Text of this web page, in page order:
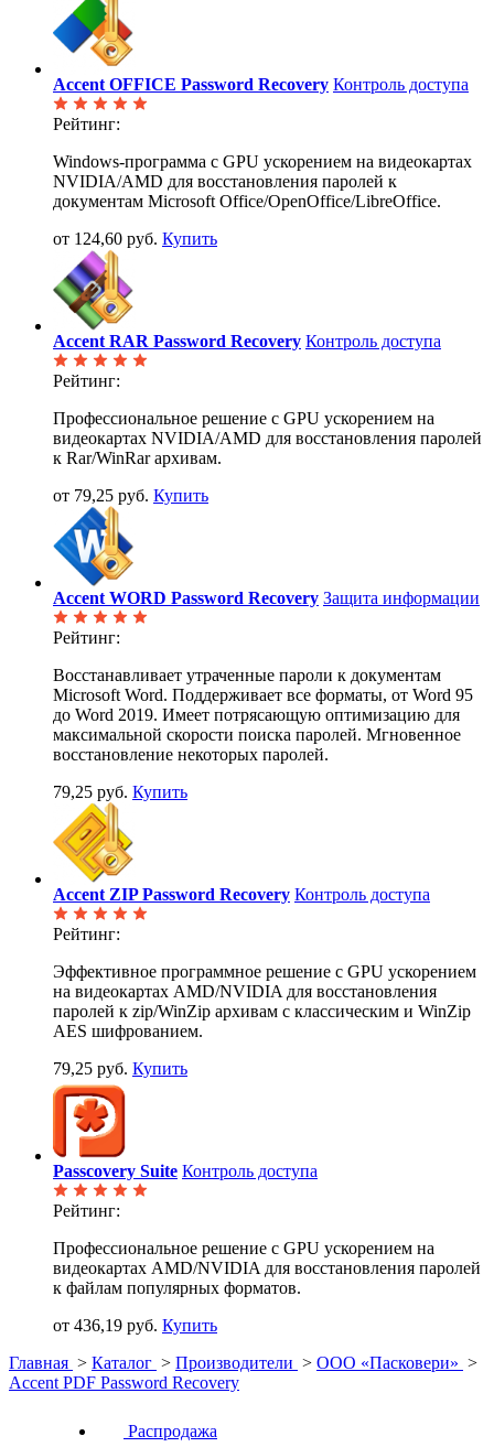
Accent OFFICE Password Recovery Контроль доступа
Рейтинг:
Windows-программа с GPU ускорением на видеокартах
NVIDIA/AMD для восстановления паролей к
документам Microsoft Office/OpenOffice/LibreOffice.
от 124,60 руб. Купить
Accent RAR Password Recovery Контроль доступа
Рейтинг:
Профессиональное решение с GPU ускорением на
видеокартах NVIDIA/AMD для восстановления паролей
к Rar/WinRar архивам.
от 79,25 руб. Купить
Accent WORD Password Recovery Защита информации
Рейтинг:
Восстанавливает утраченные пароли к документам
Microsoft Word. Поддерживает все форматы, от Word 95
до Word 2019. Имеет потрясающую оптимизацию для
максимальной скорости поиска паролей. Мгновенное
восстановление некоторых паролей.
79,25 руб. Купить
Accent ZIP Password Recovery Контроль доступа
Рейтинг:
Эффективное программное решение с GPU ускорением
на видеокартах AMD/NVIDIA для восстановления
паролей к zip/WinZip архивам с классическим и WinZip
AES шифрованием.
79,25 руб. Купить
Passcovery Suite Контроль доступа
Рейтинг:
Профессиональное решение с GPU ускорением на
видеокартах AMD/NVIDIA для восстановления паролей
к файлам популярных форматов.
от 436,19 руб. Купить
Главная > Каталог > Производители > ООО «Пасковери» >
Accent PDF Password Recovery
Распродажа